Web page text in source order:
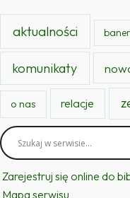
aktualności
komunikaty
o nas relacje
Zarejestruj się online do
Mapa serwisu